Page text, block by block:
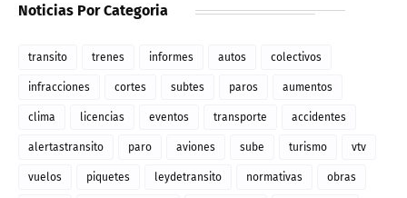
Noticias Por Categoria
transito trenes informes autos colectivos
infracciones cortes subtes paros aumentos
clima licencias eventos transporte accidentes
alertastransito paro aviones sube turismo vtv
vuelos piquetes leydetransito normativas obras